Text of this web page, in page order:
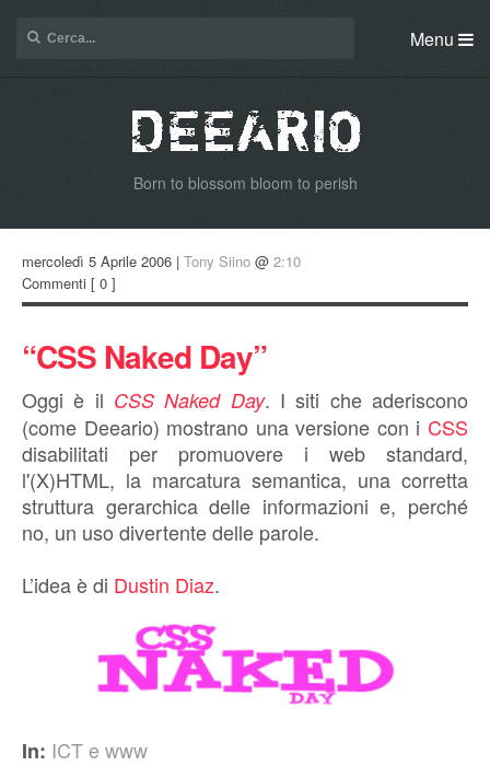
Menu
Born to blossom bloom to perish
mercoledì 5 Aprile 2006 | Tony Siino @ 2:10
Commenti [ 0 ]
“CSS Naked Day”
Oggi è il CSS Naked Day. I siti che aderiscono
(come Deeario) mostrano una versione con i CSS
disabilitati per promuovere i web standard,
l'(X)HTML, la marcatura semantica, una corretta
struttura gerarchica delle informazioni e, perché
no, un uso divertente delle parole.
L’idea è di Dustin Diaz.
In: ICT e www